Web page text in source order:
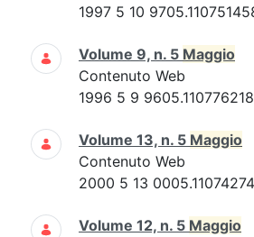
1997 5 10
Volume 9, n. 5 Maggio
Contenuto Web
1996 5 9
Volume 13, n. 5 Maggio
Contenuto Web
2000 5 13
Volume 12, n. 5 Maggio